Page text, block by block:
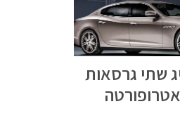
שתי גרסאות